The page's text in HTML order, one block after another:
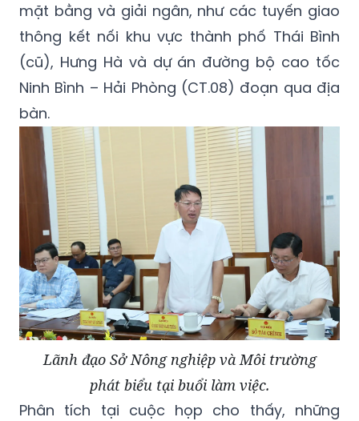
mặt bằng và giải ngân, như các tuyến giao
thông kết nối khu vực thành phố Thái Bình
(cũ), Hưng Hà và dự án đường bộ cao tốc
Ninh Bình – Hải Phòng (CT.08) đoạn qua địa
bàn.
Lãnh đạo Sở Nông nghiệp và Môi trường
phát biểu tại buổi làm việc.
Phân tích tại cuộc họp cho thấy, những